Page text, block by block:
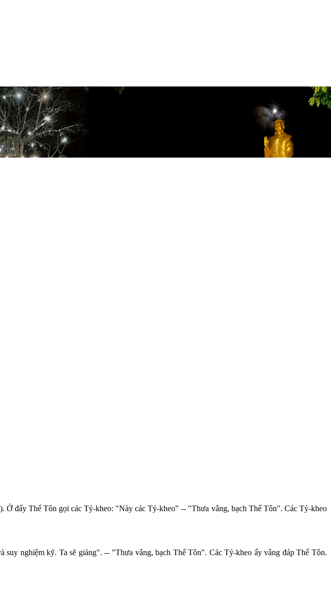
đấy Thế Tôn gọi các Tỷ-kheo: "Này các Tỷ-kheo" -- "Thưa vâng, bạch Thế Tôn". Các Tỷ-kheo
nghiệm kỹ. Ta sẽ giảng". -- "Thưa vâng, bạch Thế Tôn". Các Tỷ-kheo ấy vâng đáp Thế Tôn.